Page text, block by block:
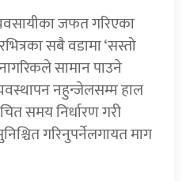
जफत गरिएका
सबै वडामा ‘सस्तो
सामान पाउने
नहुन्जेलसम्म हाल
समय निर्धारण गरी
गरिनुपर्नेलगायत माग